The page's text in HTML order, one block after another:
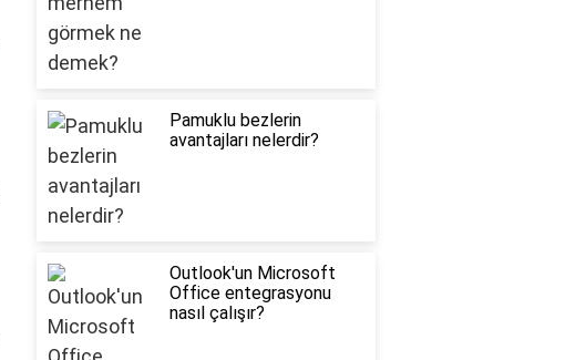
Pamuklu bezlerin
avantajları nelerdir?
Outlook'un Microsoft
Office entegrasyonu
nasıl çalışır?